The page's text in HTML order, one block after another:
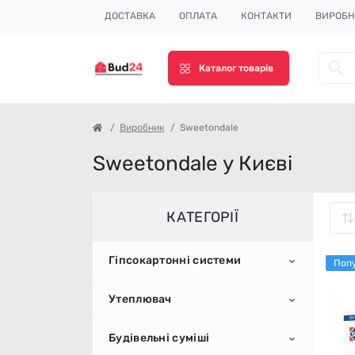
ДОСТАВКА ОПЛАТА КОНТАКТИ
Каталог товарів
Виробник Sweetondale
Sweetondale у Києві
КАТЕГОРІЇ
Гіпсокартонні системи
Гіпсокартон
Стельовий гіпсокартон
Профіль для гіпсокартону
Утеплювач
Пінопласт
Будівельні суміші